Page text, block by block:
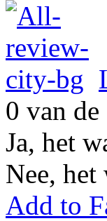
0 van de
Ja, het
Nee,
Add to